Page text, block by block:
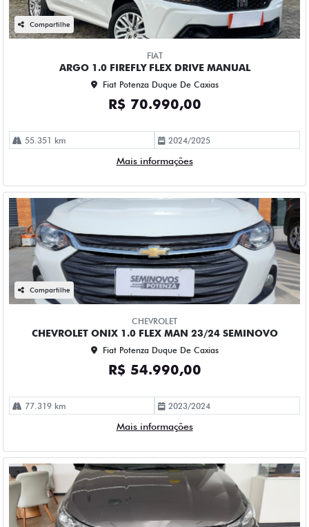
Compartilhe
FIAT
ARGO 1.0 FIREFLY FLEX DRIVE MANUAL
Fiat Potenza Duque De Caxias
R$ 70.990,00
55.351 km 2024/2025
Mais informações
Compartilhe
CHEVROLET
CHEVROLET ONIX 1.0 FLEX MAN 23/24 SEMINOVO
Fiat Potenza Duque De Caxias
R$ 54.990,00
77.319 km 2023/2024
Mais informações